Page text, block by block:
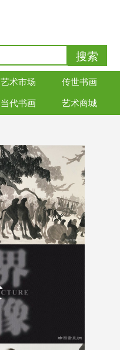
艺术市场 传世书画
当代书画 艺术商城